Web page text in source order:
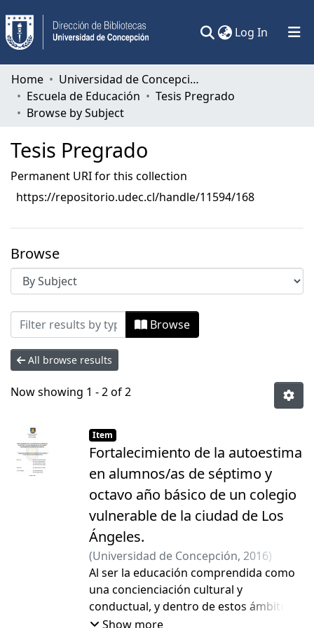
Log In (current)
Communities & Collections
All of DSpace
Home
Universidad de Concepción
Escuela de Educación
Tesis Pregrado
Browse by Subject
Tesis Pregrado
Permanent URI for this collection
https://repositorio.udec.cl/handle/11594/168
Browse
Browsing Tesis Pregrado by Subject
Browse
All browse results
Now showing 1 - 2 of 2
Item
Fortalecimiento de la autoestima
en alumnos/as de séptimo y
octavo año básico de un colegio
vulnerable de la ciudad de Los
Ángeles.
(Universidad de Concepción, 2016)
Beltrán Rivas, Lucía Jacquelinne;Díaz
Mieres, Yenifer Scarlett;Jeria Catalán,
Bárbara Carolina;Acuña Zúñiga,
Carmen Claudia
Al ser la educación comprendida como
una concienciación cultural y
conductual, y dentro de estos ámbitos
hay muchos factores que se conjugan
Show more